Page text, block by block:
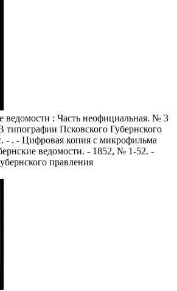
ведомости : Часть неофициальная. № 3
типографии Псковского Губернского
- . - Цифровая копия с микрофильма
ведомости. - 1852, № 1-52. -
правления